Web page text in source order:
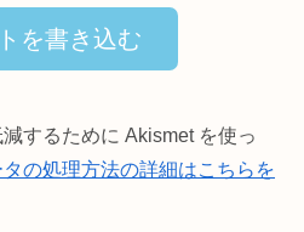
を書き込む
するために Akismet を使っ
の処理方法の詳細はこちらを